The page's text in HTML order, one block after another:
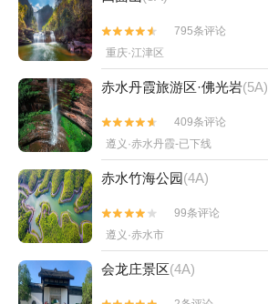


795条评论
重庆·江津区
赤水丹霞旅游区·佛光岩(5A)


409条评论
遵义·赤水丹霞-已下线
赤水竹海公园(4A)


99条评论
遵义·赤水市
会龙庄景区(4A)